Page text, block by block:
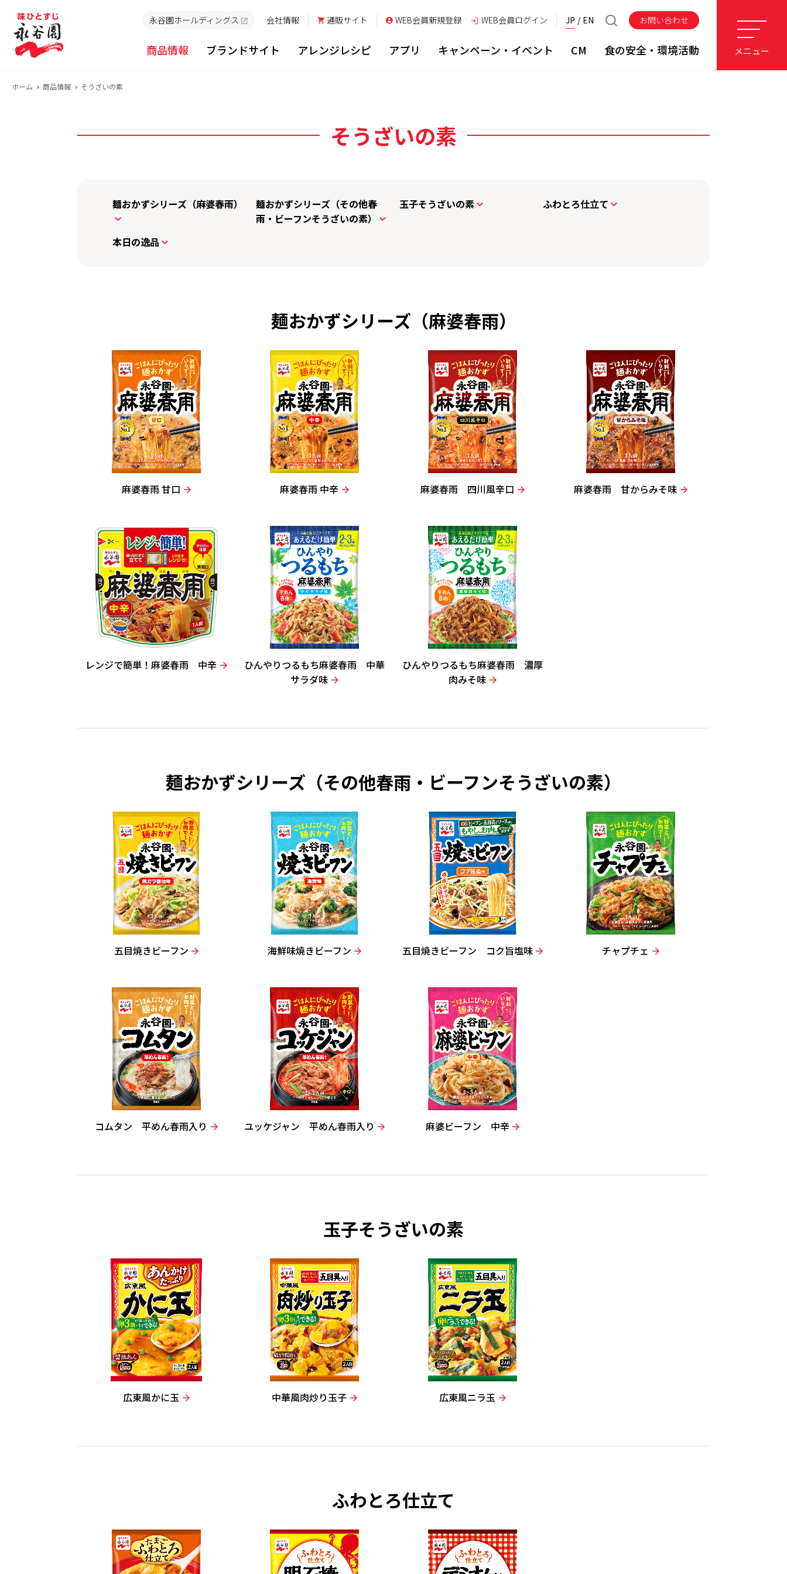
永谷園ホールディングス 会社情報 通販サイト WEB会員新規登録 WEB会員ログイン JP EN お問い合わせ
商品情報 ブランドサイト アレンジレシピ アプリ キャンペーン・イベント CM 食の安全・環境活動 メニュー
ホーム 商品情報 そうざいの素
そうざいの素
麺おかずシリーズ（麻婆春雨）
麺おかずシリーズ（その他春
雨・ビーフンそうざいの素）
玉子そうざいの素 ふわとろ仕立て
本日の逸品
麺おかずシリーズ（麻婆春雨）
麻婆春雨 甘口 麻婆春雨 中辛 麻婆春雨 四川風辛口 麻婆春雨 甘からみそ味
レンジで簡単！麻婆春雨 中辛
ひんやりつるもち麻婆春雨 中華
サラダ味
ひんやりつるもち麻婆春雨 濃厚
肉みそ味
麺おかずシリーズ（その他春雨・ビーフンそうざいの素）
五目焼きビーフン 海鮮味焼きビーフン 五目焼きビーフン コク旨塩味 チャプチェ
コムタン 平めん春雨入り ユッケジャン 平めん春雨入り 麻婆ビーフン 中辛
玉子そうざいの素
広東風かに玉 中華風肉炒り玉子 広東風ニラ玉
ふわとろ仕立て